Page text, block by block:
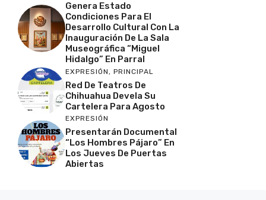
Genera Estado
Condiciones Para El
Desarrollo Cultural Con La
Inauguración De La Sala
Museográfica “Miguel
Hidalgo” En Parral
EXPRESIÓN , PRINCIPAL
Red De Teatros De
Chihuahua Devela Su
Cartelera Para Agosto
EXPRESIÓN
Presentarán Documental
“Los Hombres Pájaro” En
Los Jueves De Puertas
Abiertas